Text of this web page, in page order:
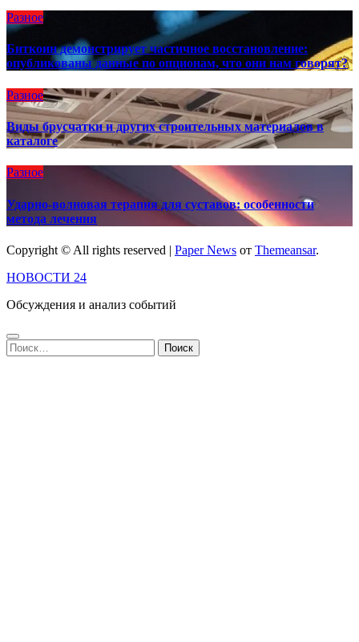
Разное
Биткоин демонстрирует частичное восстановление:
опубликованы данные по опционам, что они нам говорят?
Разное
Виды брусчатки и других строительных материалов в
каталоге
Разное
Ударно-волновая терапия для суставов: особенности
метода лечения
Copyright © All rights reserved | Paper News от Themeansar.
НОВОСТИ 24
Обсуждения и анализ событий
Найти: